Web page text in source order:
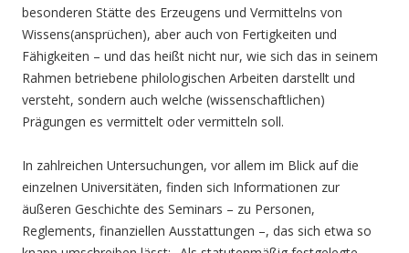
besonderen Stätte des Erzeugens und Vermittelns von
Wissens(ansprüchen), aber auch von Fertigkeiten und
Fähigkeiten – und das heißt nicht nur, wie sich das in seinem
Rahmen betriebene philologischen Arbeiten darstellt und
versteht, sondern auch welche (wissenschaftlichen)
Prägungen es vermittelt oder vermitteln soll.
In zahlreichen Untersuchungen, vor allem im Blick auf die
einzelnen Universitäten, finden sich Informationen zur
äußeren Geschichte des Seminars – zu Personen,
Reglements, finanziellen Ausstattungen –, das sich etwa so